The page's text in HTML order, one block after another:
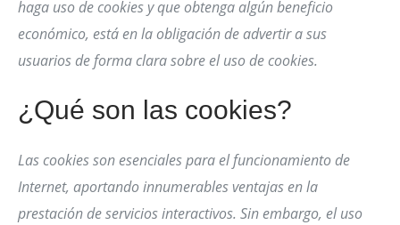
haga uso de cookies y que obtenga algún beneficio
económico, está en la obligación de advertir a sus
usuarios de forma clara sobre el uso de cookies.
¿Qué son las cookies?
Las cookies son esenciales para el funcionamiento de
Internet, aportando innumerables ventajas en la
prestación de servicios interactivos. Sin embargo, el uso